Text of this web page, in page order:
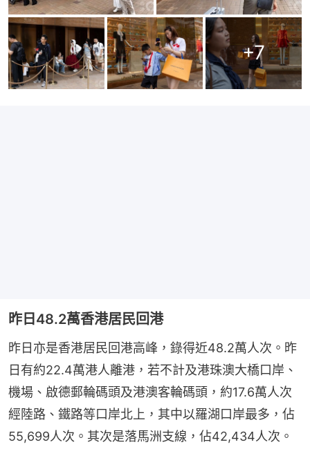
+7
昨日48.2萬香港居民回港
昨日亦是香港居民回港高峰，錄得近48.2萬人次。昨
日有約22.4萬港人離港，若不計及港珠澳大橋口岸、
機場、啟德郵輪碼頭及港澳客輪碼頭，約17.6萬人次
經陸路、鐵路等口岸北上，其中以羅湖口岸最多，佔
55,699人次。其次是落馬洲支線，佔42,434人次。